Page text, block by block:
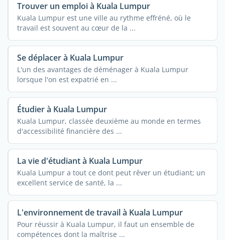
Trouver un emploi à Kuala Lumpur
Kuala Lumpur est une ville au rythme effréné, où le
travail est souvent au cœur de la ...
Se déplacer à Kuala Lumpur
L'un des avantages de déménager à Kuala Lumpur
lorsque l'on est expatrié en ...
Étudier à Kuala Lumpur
Kuala Lumpur, classée deuxième au monde en termes
d'accessibilité financière des ...
La vie d'étudiant à Kuala Lumpur
Kuala Lumpur a tout ce dont peut rêver un étudiant; un
excellent service de santé, la ...
L'environnement de travail à Kuala Lumpur
Pour réussir à Kuala Lumpur, il faut un ensemble de
compétences dont la maîtrise ...